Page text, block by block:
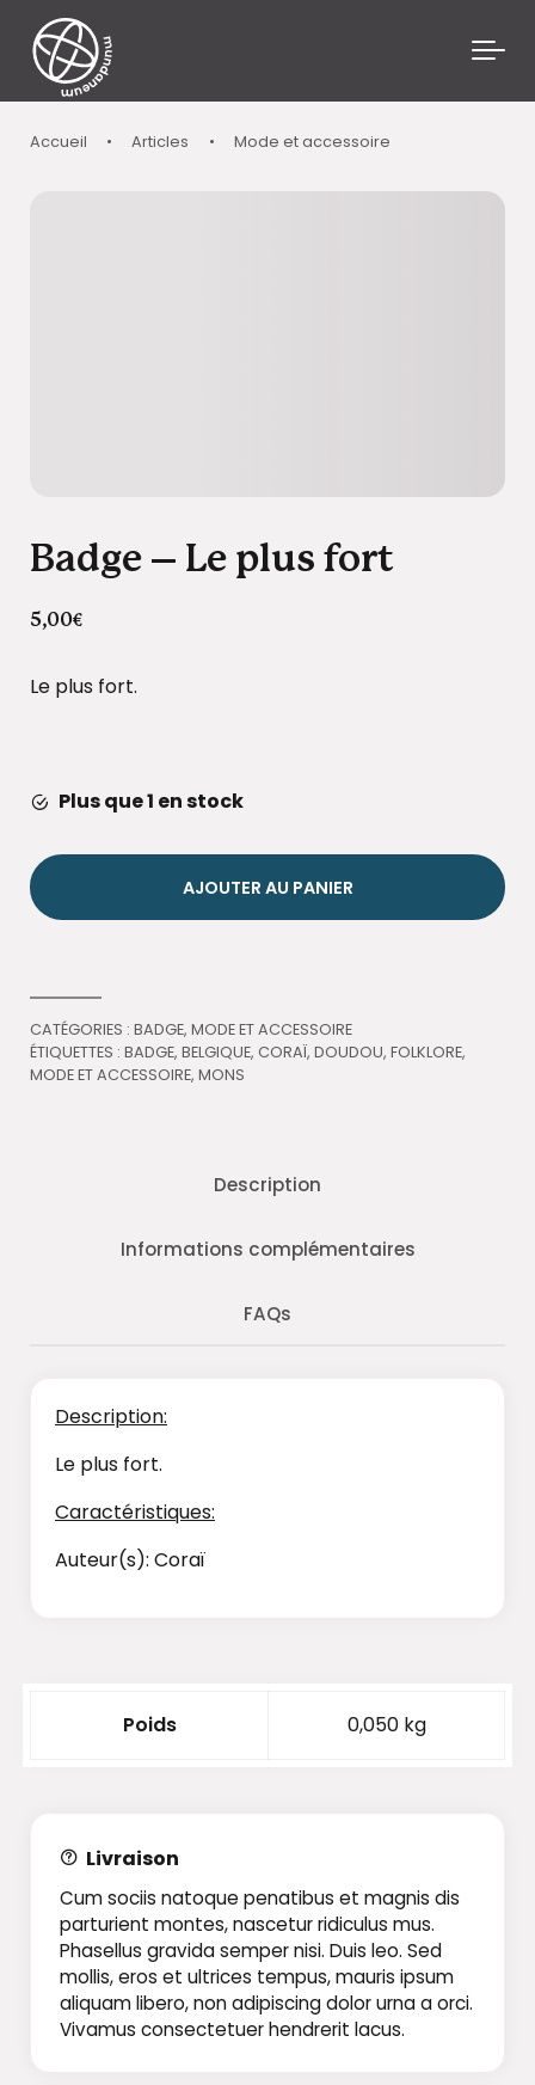
Skip to main content
Accueil • Articles • Mode et accessoire
Badge – Le plus fort
5,00€
Le plus fort.
Plus que 1 en stock
AJOUTER AU PANIER
CATÉGORIES : BADGE, MODE ET ACCESSOIRE
ÉTIQUETTES : BADGE, BELGIQUE, CORAÏ, DOUDOU, FOLKLORE,
MODE ET ACCESSOIRE, MONS
Description
Informations complémentaires
FAQs
Description:
Le plus fort.
Caractéristiques:
Auteur(s): Coraï
Poids 0,050 kg
Livraison
Cum sociis natoque penatibus et magnis dis
parturient montes, nascetur ridiculus mus.
Phasellus gravida semper nisi. Duis leo. Sed
mollis, eros et ultrices tempus, mauris ipsum
aliquam libero, non adipiscing dolor urna a orci.
Vivamus consectetuer hendrerit lacus.